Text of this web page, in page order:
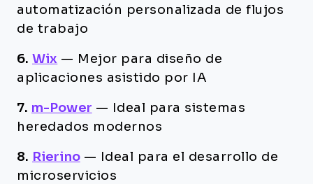
automatización personalizada de flujos
de trabajo
6. Wix — Mejor para diseño de
aplicaciones asistido por IA
7. m-Power —
Ideal para sistemas
heredados modernos
8. Rierino —
Ideal para el desarrollo de
microservicios